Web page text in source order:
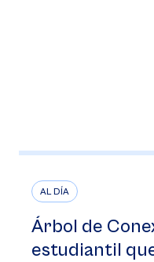
AL DÍA
Árbol de
estudiantil